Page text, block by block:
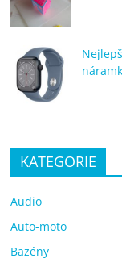
KATEGORIE
Audio
Auto-moto
Bazény